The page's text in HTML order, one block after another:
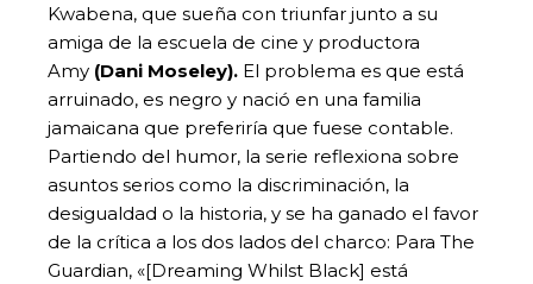
Kwabena, que sueña con triunfar junto a su
amiga de la escuela de cine y productora
Amy (Dani Moseley). El problema es que está
arruinado, es negro y nació en una familia
jamaicana que preferiría que fuese contable.
Partiendo del humor, la serie reflexiona sobre
asuntos serios como la discriminación, la
desigualdad o la historia, y se ha ganado el favor
de la crítica a los dos lados del charco: Para The
Guardian, «[Dreaming Whilst Black] está